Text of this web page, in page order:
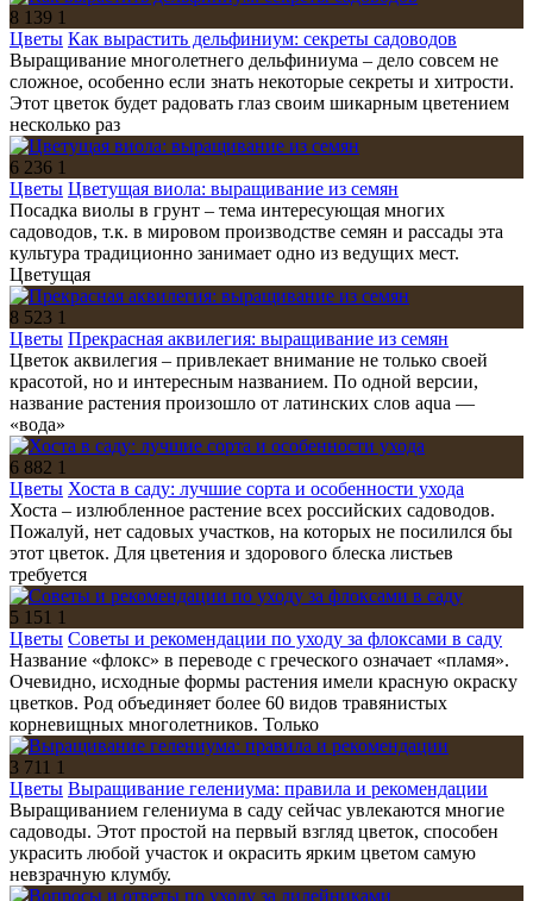
8 139 1
Цветы Как вырастить дельфиниум: секреты садоводов
Выращивание многолетнего дельфиниума – дело совсем не
сложное, особенно если знать некоторые секреты и хитрости.
Этот цветок будет радовать глаз своим шикарным цветением
несколько раз
6 236 1
Цветы Цветущая виола: выращивание из семян
Посадка виолы в грунт – тема интересующая многих
садоводов, т.к. в мировом производстве семян и рассады эта
культура традиционно занимает одно из ведущих мест.
Цветущая
8 523 1
Цветы Прекрасная аквилегия: выращивание из семян
Цветок аквилегия – привлекает внимание не только своей
красотой, но и интересным названием. По одной версии,
название растения произошло от латинских слов aqua —
«вода»
6 882 1
Цветы Хоста в саду: лучшие сорта и особенности ухода
Хоста – излюбленное растение всех российских садоводов.
Пожалуй, нет садовых участков, на которых не посилился бы
этот цветок. Для цветения и здорового блеска листьев
требуется
5 151 1
Цветы Советы и рекомендации по уходу за флоксами в саду
Название «флокс» в переводе с греческого означает «пламя».
Очевидно, исходные формы растения имели красную окраску
цветков. Род объединяет более 60 видов травянистых
корневищных многолетников. Только
3 711 1
Цветы Выращивание гелениума: правила и рекомендации
Выращиванием гелениума в саду сейчас увлекаются многие
садоводы. Этот простой на первый взгляд цветок, способен
украсить любой участок и окрасить ярким цветом самую
невзрачную клумбу.